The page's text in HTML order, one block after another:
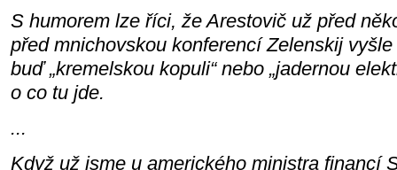
S humorem lze říci, že Arestovič už před
před mnichovskou konferencí Zelenskij
buď „kremelskou kopuli“ nebo „jadernou
o co tu jde.
...
Když už jsme u amerického ministra financí